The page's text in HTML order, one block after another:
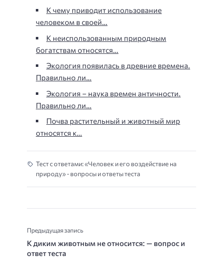
К чему приводит использование
человеком в своей…
К неиспользованным природным
богатствам относятся…
Экология появилась в древние времена.
Правильно ли…
Экология – наука времен античности.
Правильно ли…
Почва растительный и животный мир
относятся к…
Тест с ответами: «Человек и его воздействие на
природу» - вопросы и ответы теста
Предыдущая запись
К диким животным не относится: — вопрос и
ответ теста